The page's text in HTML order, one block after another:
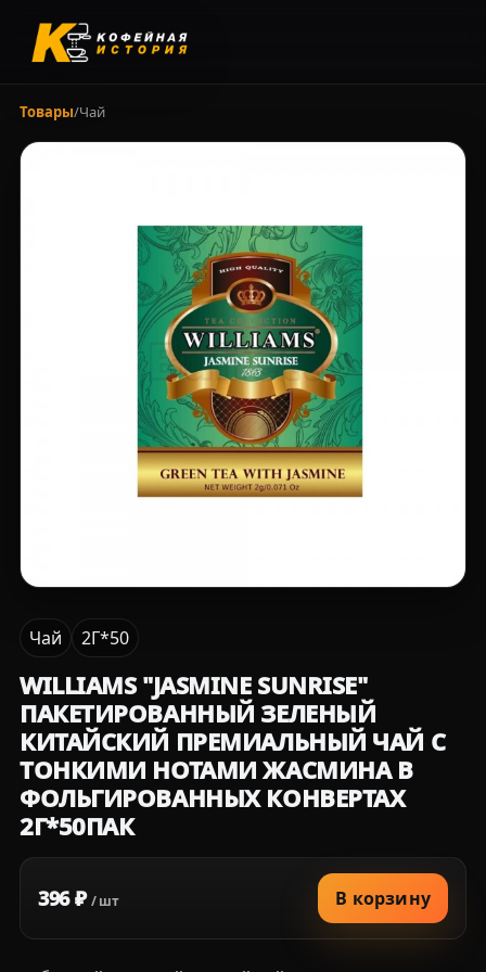
Товары/Чай
Чай 2Г*50
WILLIAMS "JASMINE SUNRISE"
ПАКЕТИРОВАННЫЙ ЗЕЛЕНЫЙ
КИТАЙСКИЙ ПРЕМИАЛЬНЫЙ ЧАЙ С
ТОНКИМИ НОТАМИ ЖАСМИНА В
ФОЛЬГИРОВАННЫХ КОНВЕРТАХ
2Г*50ПАК
396 ₽/ шт В корзину